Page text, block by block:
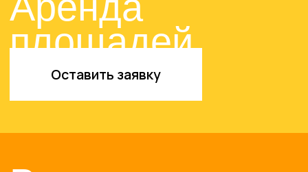
Оставить заявку
Договор оферты